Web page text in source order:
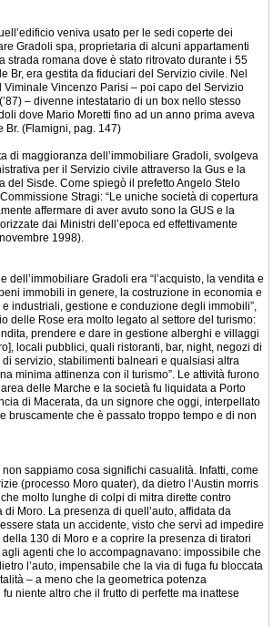
veniva usato per le sedi coperte dei
Gradoli spa, proprietaria di alcuni appartamenti
strada romana dove è stato ritrovato durante i 55
Br, era gestita da fiduciari del Servizio civile. Nel
Viminale Vincenzo Parisi – poi capo del Servizio
– divenne intestatario di un box nello stesso
dove Mario Moretti fino ad un anno prima aveva
Br. (Flamigni, pag. 147)
di maggioranza dell’immobiliare Gradoli, svolgeva
per il Servizio civile attraverso la Gus e la
del Sisde. Come spiegò il prefetto Angelo Stelo
Stragi: “Le uniche società di copertura
affermare di aver avuto sono la GUS e la
dai Ministri dell’epoca ed effettivamente
1998).
dell’immobiliare Gradoli era “l’acquisto, la vendita e
immobili in genere, la costruzione in economia e
industriali, gestione e conduzione degli immobili”,
delle Rose era molto legato al settore del turismo:
prendere e dare in gestione alberghi e villaggi
locali pubblici, quali ristoranti, bar, night, negozi di
servizio, stabilimenti balneari e qualsiasi altra
minima attinenza con il turismo”. Le attività furono
delle Marche e la società fu liquidata a Porto
di Macerata, da un signore che oggi, interpellato
bruscamente che è passato troppo tempo e di non
sappiamo cosa significhi casualità. Infatti, come
(processo Moro quater), da dietro l’Austin morris
molto lunghe di colpi di mitra dirette contro
di Moro. La presenza di quell’auto, affidata da
stata un accidente, visto che servì ad impedire
130 di Moro e a coprire la presenza di tiratori
agenti che lo accompagnavano: impossibile che
l’auto, impensabile che la via di fuga fu bloccata
– a meno che la geometrica potenza
niente altro che il frutto di perfette ma inattese